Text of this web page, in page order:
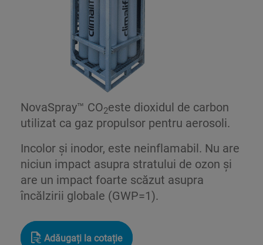
NovaSpray™ CO2este dioxidul de carbon
utilizat ca gaz propulsor pentru aerosoli.
Incolor și inodor, este neinflamabil. Nu are
niciun impact asupra stratului de ozon și
are un impact foarte scăzut asupra
încălzirii globale (GWP=1).
Adăugați la cotație